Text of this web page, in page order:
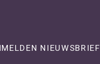
NIEUWSBRIEF